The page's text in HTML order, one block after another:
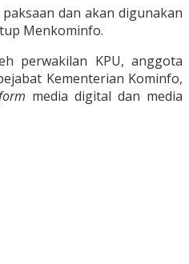
dan akan digunakan
Menkominfo.
perwakilan KPU, anggota
Kementerian Kominfo,
media digital dan media